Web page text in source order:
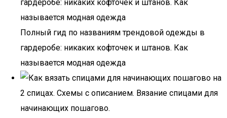
Полный гид по названиям трендовой одежды в
гардеробе: никаких кофточек и штанов. Как
называется модная одежда